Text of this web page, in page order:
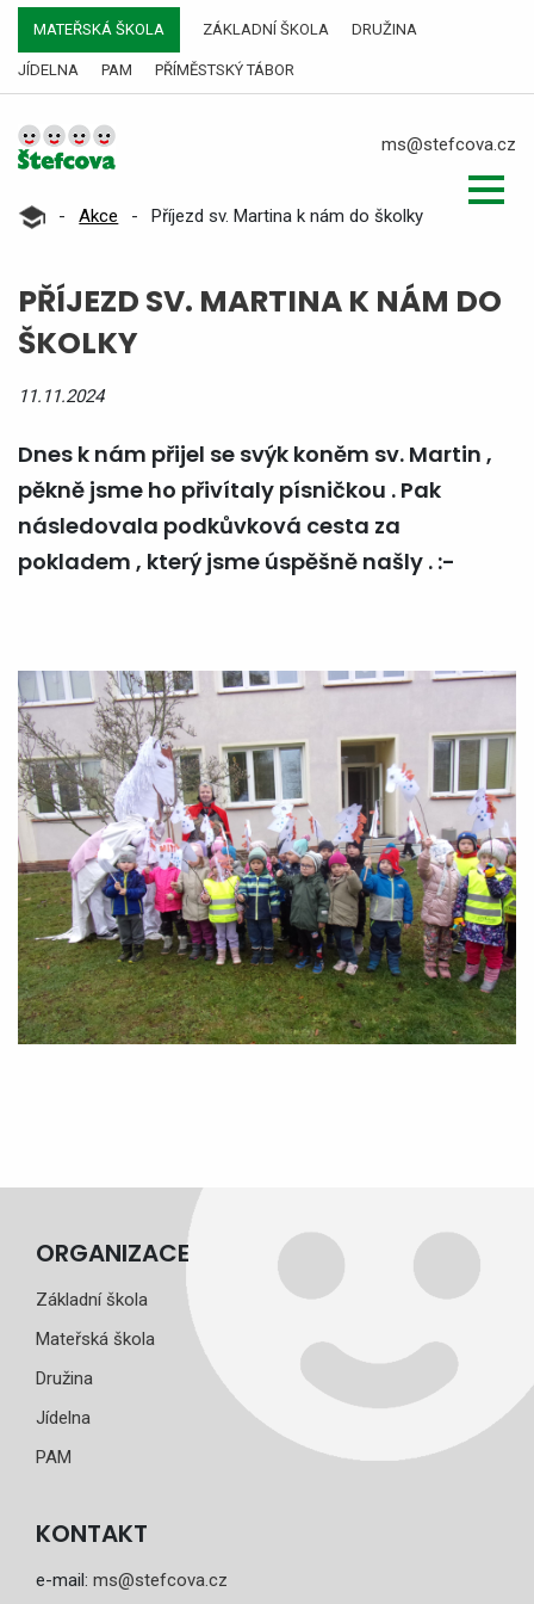
MATEŘSKÁ ŠKOLA ZÁKLADNÍ ŠKOLA DRUŽINA
JÍDELNA PAM PŘÍMĚSTSKÝ TÁBOR
ms@stefcova.cz
- Akce - Příjezd sv. Martina k nám do školky
PŘÍJEZD SV. MARTINA K NÁM DO
ŠKOLKY
11.11.2024
Dnes k nám přijel se svýk koněm sv. Martin ,
pěkně jsme ho přivítaly písničkou . Pak
následovala podkůvková cesta za
pokladem , který jsme úspěšně našly . :-
ORGANIZACE
Základní škola
Mateřská škola
Družina
Jídelna
PAM
KONTAKT
e-mail: ms@stefcova.cz